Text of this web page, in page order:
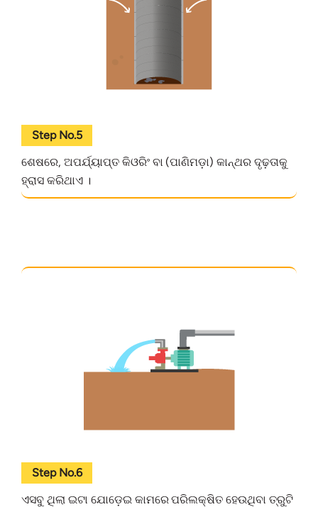
Step No.5
ଶେଷରେ, ଅପର୍ଯ୍ୟାପ୍ତ କିଓରିଂ ବା (ପାଣିମଡ଼ା) କାନ୍ଥର ଦୃଢ଼ତାକୁ
ହ୍ରାସ କରିଥାଏ ।
Step No.6
ଏସବୁ ଥିଲା ଇଟା ଯୋଡ଼େଇ କାମରେ ପରିଲକ୍ଷିତ ହେଉଥିବା ତ୍ରୁଟି